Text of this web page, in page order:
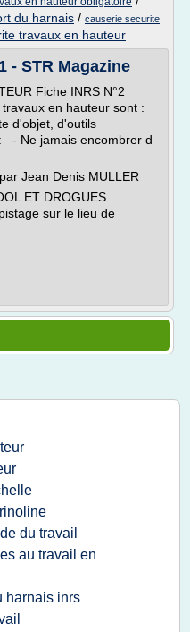
du harnais / causerie securite
travaux en hauteur
- STR Magazine
Fiche INRS N°2
en hauteur sont :
d'objet, d'outils
- Ne jamais encombrer d
Jean Denis MULLER
ET DROGUES
sur le lieu de
du travail
au travail en
harnais inrs